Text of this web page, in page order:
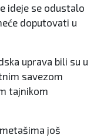
ideje se odustalo
doputovati u
uprava bili su u
savezom
tajnikom
još